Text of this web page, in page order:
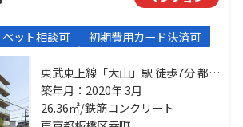
ペット相談可 初期費用カード決済可
東武東上線「大山」駅 徒歩7分 都営
三田線「板橋区役所前」駅 徒歩19
分 有楽町線「千川」駅 徒歩21分
築年月：2020年 3月
26.36㎡/鉄筋コンクリート